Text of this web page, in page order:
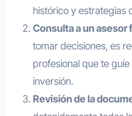
histórico y estrategias
Consulta a un asesor
tomar decisiones, es
profesional que te
inversión.
Revisión de la